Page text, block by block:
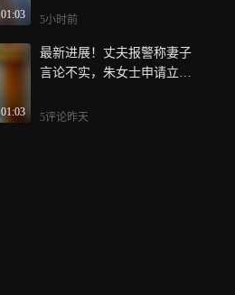
01:03
了，有些影片甚至在提档和
头雾水，小板凳刚刚搬好，
没想到片方突然一纸公告，
机”
5小时前
01:03
最新进展！丈夫报警称妻子
言论不实，朱女士申请立案
庭，女方提起重婚罪，律
5评论昨天